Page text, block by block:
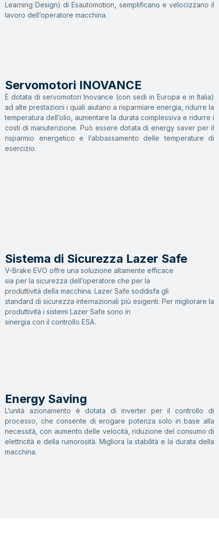
Learning Design) di Esautomotion, semplificano e velocizzano il
lavoro dell’operatore macchina.
Servomotori INOVANCE
È dotata di servomotori Inovance (con sedi in Europa e in Italia)
ad alte prestazioni i quali aiutano a risparmiare energia, ridurre la
temperatura dell’olio, aumentare la durata complessiva e ridurre i
costi di manutenzione. Può essere dotata di energy saver per il
risparmio energetico e l’abbassamento delle temperature di
esercizio.
Sistema di Sicurezza Lazer Safe
V-Brake EVO offre una soluzione altamente efficace
sia per la sicurezza dell’operatore che per la
produttività della macchina. Lazer Safe soddisfa gli
standard di sicurezza internazionali più esigenti. Per migliorare la
produttività i sistemi Lazer Safe sono in
sinergia con il controllo ESA.
Energy Saving
L’unità azionamento è dotata di inverter per il controllo di
processo, che consente di erogare potenza solo in base alla
necessità, con aumento delle velocità, riduzione del consumo di
elettricità e della rumorosità. Migliora la stabilità e la durata della
macchina.